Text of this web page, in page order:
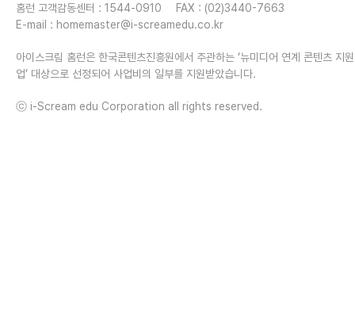
홈런 고객감동센터 : 1544-0910
FAX : (02)3440-7663
E-mail : homemaster@i-screamedu.co.kr
아이스크림 홈런은 한국콘텐츠진흥원에서 주관하는 ‘뉴미디어 연계 콘텐츠 지
업’ 대상으로 선정되어 사업비의 일부를 지원받았습니다.
ⓒ i-Scream edu Corporation all rights reserved.